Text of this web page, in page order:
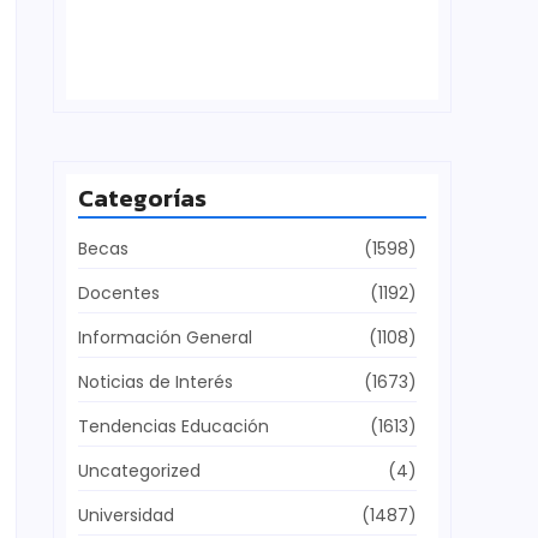
Categorías
Becas
(1598)
Docentes
(1192)
Información General
(1108)
Noticias de Interés
(1673)
Tendencias Educación
(1613)
Uncategorized
(4)
Universidad
(1487)